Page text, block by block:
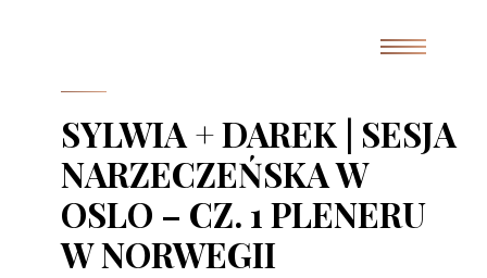
SYLWIA + DAREK | SESJA
NARZECZEŃSKA W
OSLO – CZ. 1 PLENERU
W NORWEGII